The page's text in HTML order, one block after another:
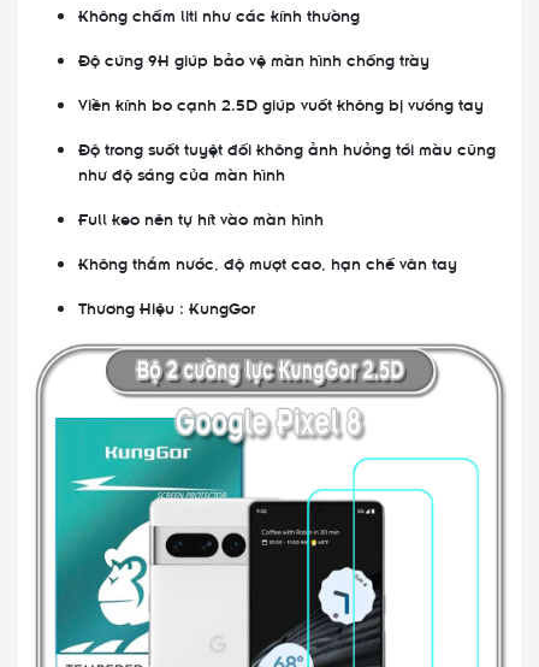
Không chấm liti như các kính thường
Độ cứng 9H giúp bảo vệ màn hình chống trày
Viền kính bo cạnh 2.5D giúp vuốt không bị vướng tay
Độ trong suốt tuyệt đối không ảnh hưởng tới màu cũng
như độ sáng của màn hình
Full keo nên tự hít vào màn hình
Không thắm nước, độ mượt cao, hạn chế vân tay
Thương Hiệu : KungGor